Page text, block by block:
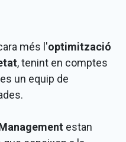
més l'optimització
, tenint en comptes
un equip de
estan